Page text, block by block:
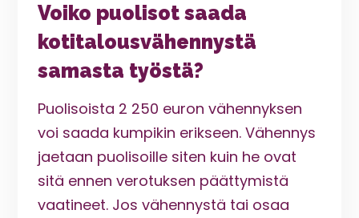
Voiko puolisot saada
kotitalousvähennystä
samasta työstä?
Puolisoista 2 250 euron vähennyksen
voi saada kumpikin erikseen. Vähennys
jaetaan puolisoille siten kuin he ovat
sitä ennen verotuksen päättymistä
vaatineet. Jos vähennystä tai osaa